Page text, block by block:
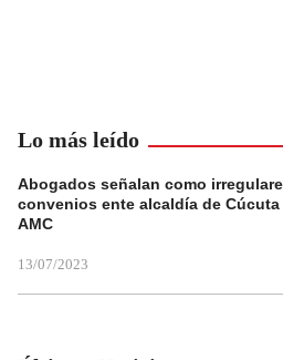
Lo más leído
Abogados señalan como
convenios ente alcaldía de Cúcuta
AMC
13/07/2023